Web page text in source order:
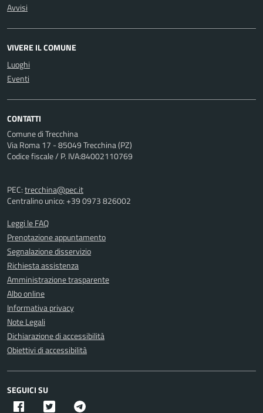
Avvisi
VIVERE IL COMUNE
Luoghi
Eventi
CONTATTI
Comune di Trecchina
Via Roma 17 - 85049 Trecchina (PZ)
Codice fiscale / P. IVA:84002110769
PEC:trecchina@pec.it
Centralino unico: +39 0973 826002
Leggi le FAQ
Prenotazione appuntamento
Segnalazione disservizio
Richiesta assistenza
Amministrazione trasparente
Albo online
Informativa privacy
Note Legali
Dichiarazione di accessibilità
Obiettivi di accessibilità
SEGUICI SU
Facebook Twitter X